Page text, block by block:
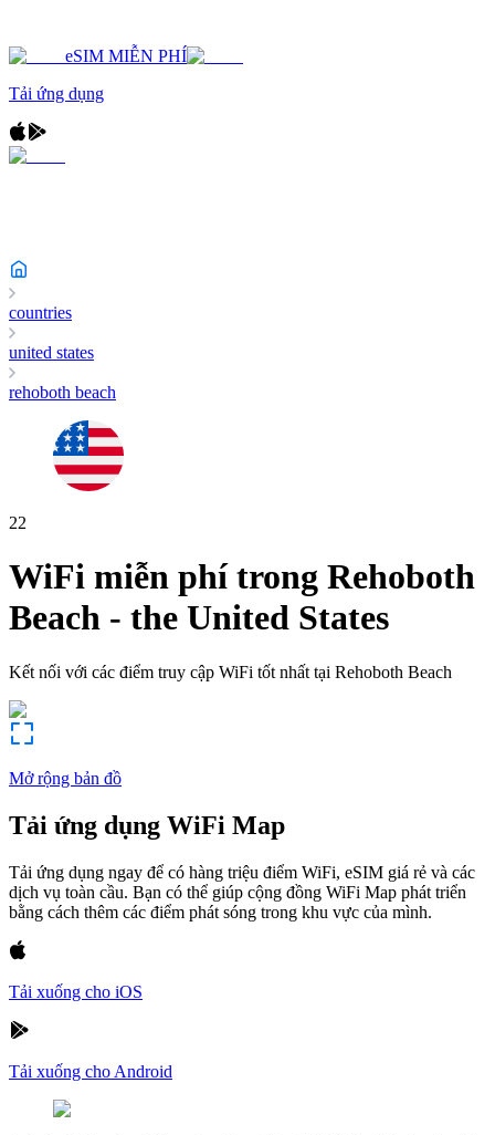
eSIM MIỄN PHÍ
Tải ứng dụng
countries
united states
rehoboth beach
22
WiFi miễn phí trong Rehoboth
Beach - the United States
Kết nối với các điểm truy cập WiFi tốt nhất tại Rehoboth Beach
Mở rộng bản đồ
Tải ứng dụng WiFi Map
Tải ứng dụng ngay để có hàng triệu điểm WiFi, eSIM giá rẻ và các
dịch vụ toàn cầu. Bạn có thể giúp cộng đồng WiFi Map phát triển
bằng cách thêm các điểm phát sóng trong khu vực của mình.
Tải xuống cho iOS
Tải xuống cho Android